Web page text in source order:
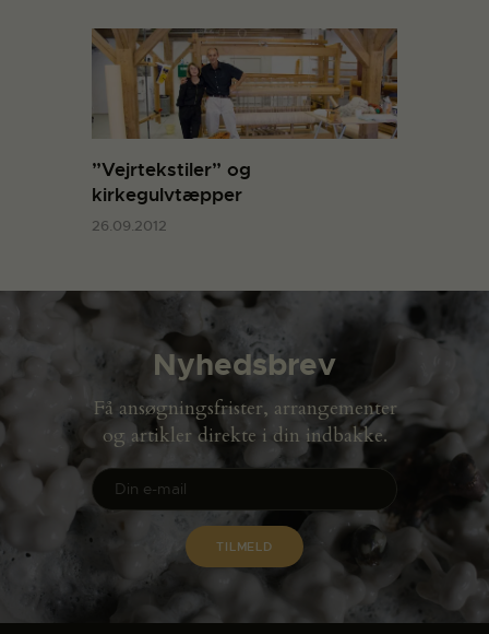
”Vejrtekstiler” og
kirkegulvtæpper
26.09.2012
Nyhedsbrev
Få ansøgningsfrister, arrangementer
og artikler direkte i din indbakke.